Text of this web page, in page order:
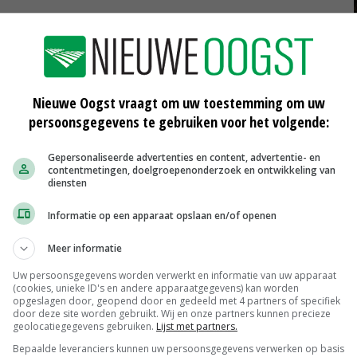
een overgangssituatie alleen tijdelijk iets doen. 'Je
van jaren steunen. Dat grote bedrag van 24,3
om te investeren in de toekomst van de
om zaken op te vangen op weg naar
voor de veranderingen die het boerenbedrijf te
van dit akkoord, dat supermarkten en industrie
een forse krimp van de veestapel. Wel klonk er nu
op de varkens- en pluimveehouderij. De
GVE-norm die ook leidt tot een forse krimp van de
Nieuwe Oogst vraagt om uw toestemming om uw
persoonsgegevens te gebruiken voor het volgende:
Gepersonaliseerde advertenties en content, advertentie- en
contentmetingen, doelgroepenonderzoek en ontwikkeling van
diensten
Informatie op een apparaat opslaan en/of openen
Meer informatie
Uw persoonsgegevens worden verwerkt en informatie van uw apparaat
(cookies, unieke ID's en andere apparaatgegevens) kan worden
opgeslagen door, geopend door en gedeeld met 4 partners of specifiek
door deze site worden gebruikt. Wij en onze partners kunnen precieze
geolocatiegegevens gebruiken. Lijst met partners.
Bepaalde leveranciers kunnen uw persoonsgegevens verwerken op basis